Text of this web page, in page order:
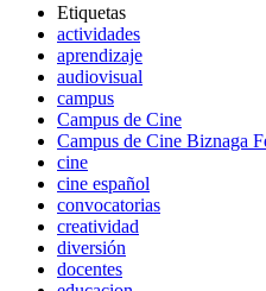
Etiquetas
actividades
aprendizaje
audiovisual
campus
Campus de Cine
Campus de Cine Biznaga
cine
cine español
convocatorias
creatividad
diversión
docentes